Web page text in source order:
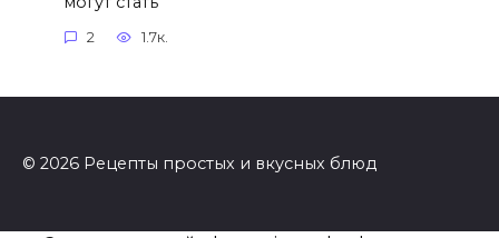
2 1.7к.
© 2026 Рецепты простых и вкусных блюд